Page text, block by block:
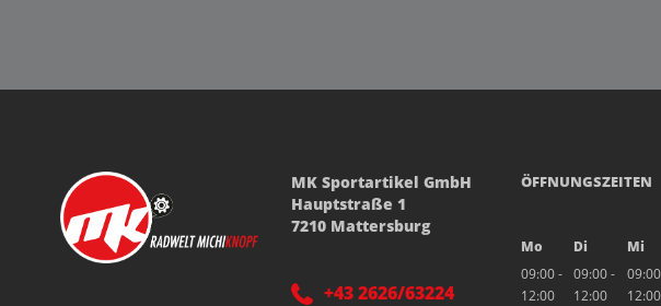
MK Sportartikel GmbH
Hauptstraße 1
7210 Mattersburg
+43 2626/63224
ÖFFNUNGSZEITEN
Mo Di Mi
09:00 -
12:00
09:00 -
12:00
12:00